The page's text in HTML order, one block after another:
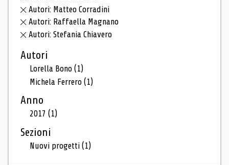
Autori: Matteo Corradini
Autori: Raffaella Magnano
Autori: Stefania Chiavero
Autori
Lorella Bono(1)
Michela Ferrero(1)
Anno
2017(1)
Sezioni
Nuovi progetti(1)